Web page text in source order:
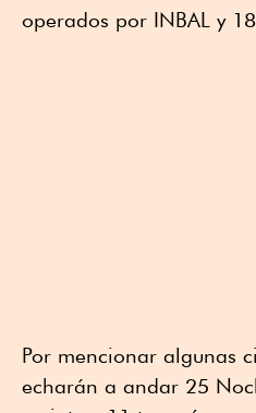
operados por INBAL y
Por mencionar algunas
echarán a andar 25